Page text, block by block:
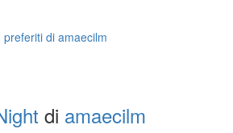
preferiti di amaecilm
di amaecilm